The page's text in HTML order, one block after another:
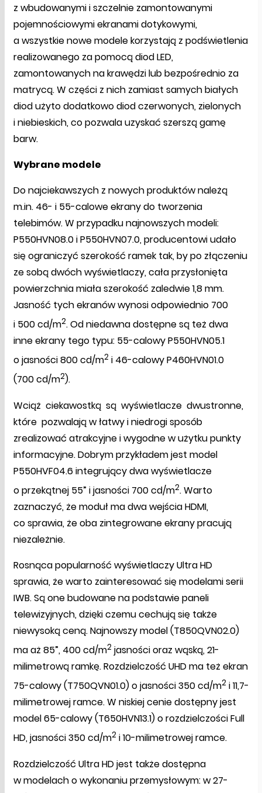
z wbudowanymi i szczelnie zamontowanymi
pojemnościowymi ekranami dotykowymi,
a wszystkie nowe modele korzystają z podświetlenia
realizowanego za pomocą diod LED,
zamontowanych na krawędzi lub bezpośrednio za
matrycą. W części z nich zamiast samych białych
diod użyto dodatkowo diod czerwonych, zielonych
i niebieskich, co pozwala uzyskać szerszą gamę
barw.
Wybrane modele
Do najciekawszych z nowych produktów należą
m.in. 46- i 55-calowe ekrany do tworzenia
telebimów. W przypadku najnowszych modeli:
P550HVN08.0 i P550HVN07.0, producentowi udało
się ograniczyć szerokość ramek tak, by po złączeniu
ze sobą dwóch wyświetlaczy, cała przysłonięta
powierzchnia miała szerokość zaledwie 1,8 mm.
Jasność tych ekranów wynosi odpowiednio 700
i 500 cd/m2. Od niedawna dostępne są też dwa
inne ekrany tego typu: 55-calowy P550HVN05.1
o jasności 800 cd/m2 i 46-calowy P460HVN01.0
(700 cd/m2).
Wciąż ciekawostką są wyświetlacze dwustronne,
które pozwalają w łatwy i niedrogi sposób
zrealizować atrakcyjne i wygodne w użytku punkty
informacyjne. Dobrym przykładem jest model
P550HVF04.6 integrujący dwa wyświetlacze
o przekątnej 55” i jasności 700 cd/m2. Warto
zaznaczyć, że moduł ma dwa wejścia HDMI,
co sprawia, że oba zintegrowane ekrany pracują
niezależnie.
Rosnąca popularność wyświetlaczy Ultra HD
sprawia, że warto zainteresować się modelami serii
IWB. Są one budowane na podstawie paneli
telewizyjnych, dzięki czemu cechują się także
niewysoką ceną. Najnowszy model (T850QVN02.0)
ma aż 85”, 400 cd/m2 jasności oraz wąską, 21-
milimetrową ramkę. Rozdzielczość UHD ma też ekran
75-calowy (T750QVN01.0) o jasności 350 cd/m2 i 11,7-
milimetrowej ramce. W niskiej cenie dostępny jest
model 65-calowy (T650HVN13.1) o rozdzielczości Full
HD, jasności 350 cd/m2 i 10-milimetrowej ramce.
Rozdzielczość Ultra HD jest także dostępna
w modelach o wykonaniu przemysłowym: w 27-